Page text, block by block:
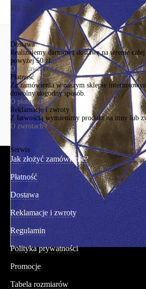
119,90 zł
Dostawa
Realizujemy darmową dostawę na terenie
powyżej 50 zł.
O dostawie
Płatność
Za zamówienia w naszym sklepie
dowolny dogodny sposób.
O płatności
Reklamacje i zwroty
Z łatwością wymienimy produkt na inny lub
O zwrotach
Serwis
Jak złożyć zamówienie?
Płatność
Dostawa
Reklamacje i zwroty
Regulamin
Polityka prywatności
Promocje
Tabela rozmiarów